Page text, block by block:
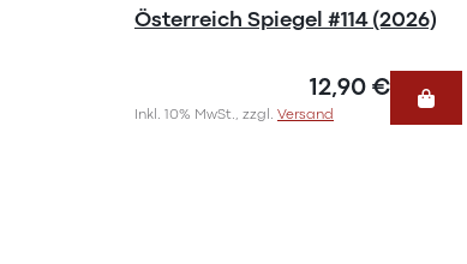
Österreich Spiegel #114 (2026)
12,90 €
Inkl. 10% MwSt., zzgl. Versand